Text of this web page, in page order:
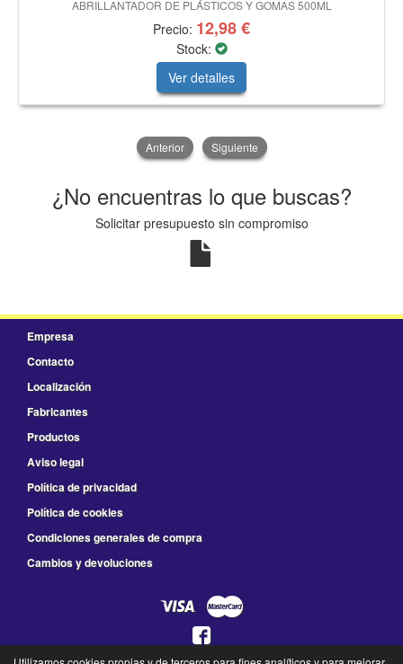
ABRILLANTADOR DE PLÁSTICOS Y GOMAS 500ML
Precio: 12,98 €
Stock:
Ver detalles
Anterior Siguiente
¿No encuentras lo que buscas?
Solicitar presupuesto sin compromiso
Empresa
Contacto
Localización
Fabricantes
Productos
Aviso legal
Política de privacidad
Política de cookies
Condiciones generales de compra
Cambios y devoluciones